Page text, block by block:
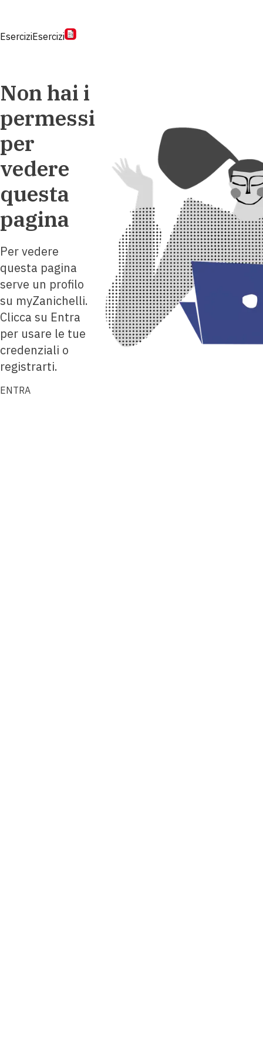
EserciziEsercizi
Non hai i
permessi
per
vedere
questa
pagina
Per vedere
questa pagina
serve un profilo
su myZanichelli.
Clicca su Entra
per usare le tue
credenziali o
registrarti.
ENTRA